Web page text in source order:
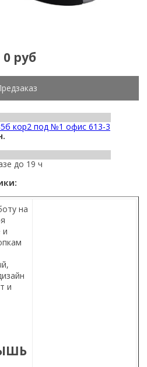
0 руб
кор2 под №1 офис 613-3
до 19 ч
на
и
и